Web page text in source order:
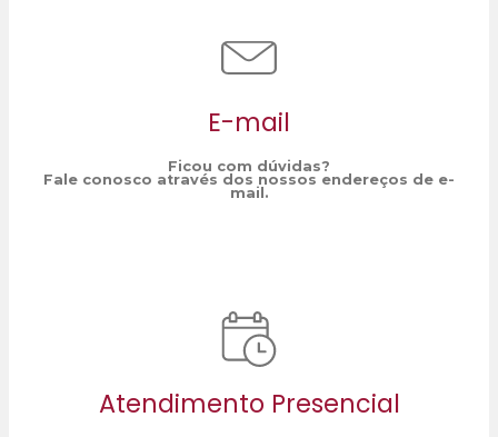
E-mail
Ficou com dúvidas?
Fale conosco através dos nossos endereços de e-
mail.
Atendimento Presencial